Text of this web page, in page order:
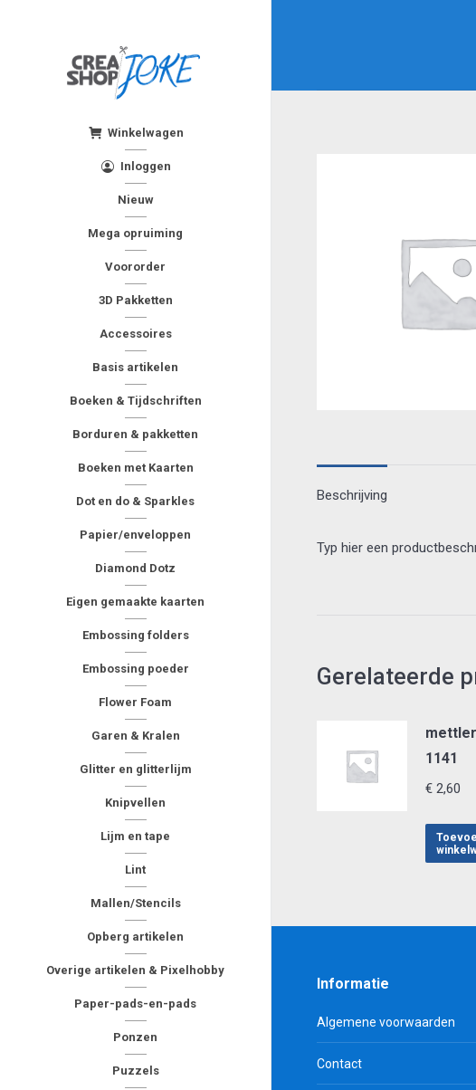
Winkelwagen
Inloggen
Nieuw
Mega opruiming
Voororder
3D Pakketten
Accessoires
Basis artikelen
Boeken & Tijdschriften
Borduren & pakketten
Boeken met Kaarten
Dot en do & Sparkles
Papier/enveloppen
Diamond Dotz
Eigen gemaakte kaarten
Embossing folders
Embossing poeder
Flower Foam
Garen & Kralen
Glitter en glitterlijm
Knipvellen
Lijm en tape
Lint
Mallen/Stencils
Opberg artikelen
Overige artikelen & Pixelhobby
Paper-pads-en-pads
Ponzen
Puzzels
Beschrijving
Typ hier een
Gerelateerde
1141
€ 2,60
Informatie
Algemene voorwaarden
Contact